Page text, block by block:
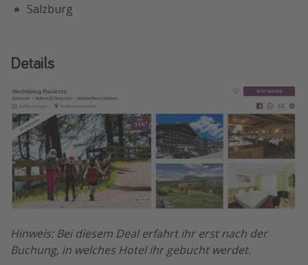
Last Minute Urlaub Mallorca
Salzburg
Details
Hinweis: Bei diesem Deal erfahrt ihr erst nach der
Buchung, in welches Hotel ihr gebucht werdet.